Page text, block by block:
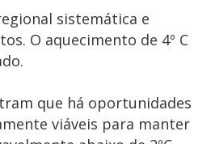
sistemática e
O aquecimento de 4º C
que há oportunidades
viáveis para manter